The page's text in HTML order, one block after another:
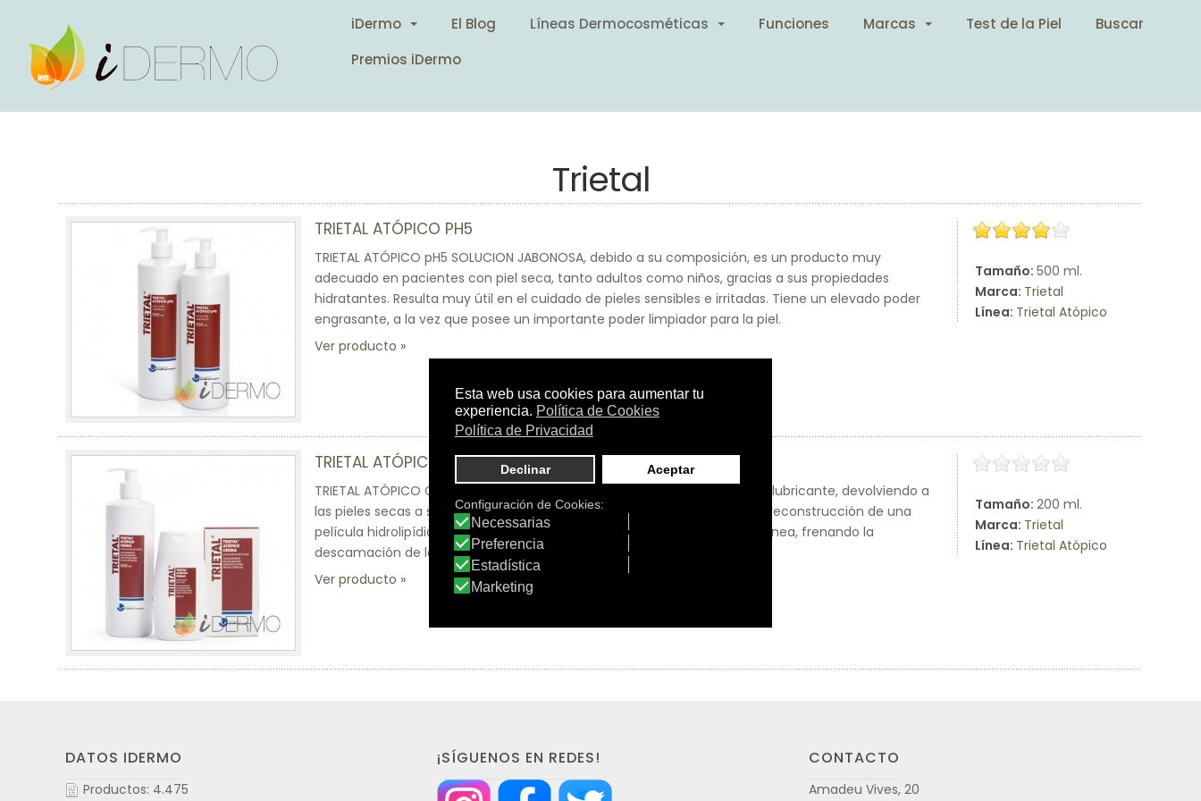
iDermo El Blog Líneas Dermocosméticas Funciones Marcas Test de la Piel
Buscar
Premios iDermo
Trietal
Tamaño: 500 ml.
Marca: Trietal
Línea: Trietal Atópico
TRIETAL ATÓPICO PH5
TRIETAL ATÓPICO pH5 SOLUCION JABONOSA, debido a su composición, es un producto muy
adecuado en pacientes con piel seca, tanto adultos como niños, gracias a sus propiedades
hidratantes. Resulta muy útil en el cuidado de pieles sensibles e irritadas. Tiene un elevado poder
engrasante, a la vez que posee un importante poder limpiador para la piel.
Ver producto
Tamaño: 200 ml.
Marca: Trietal
Línea: Trietal Atópico
TRIETAL ATÓPICO CREMA
TRIETAL ATÓPICO CREMA incorpora sustancias de alto poder hidratante y lubricante, devolviendo a
las pieles secas a su natural superficie suave. Su formulación permite la reconstrucción de una
película hidrolipídica protectora que facilita la hidratación de la capa córnea, frenando la
descamación de la piel.
Ver producto
DATOS IDERMO
Productos: 4.475
¡SÍGUENOS EN REDES! CONTACTO
Amadeu Vives, 20